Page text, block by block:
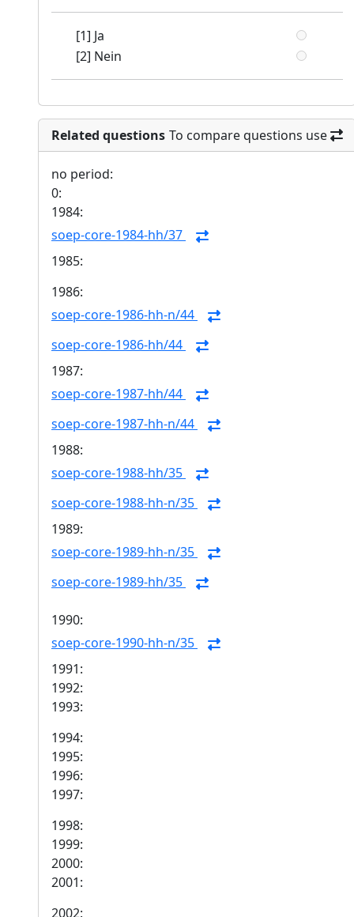
[1] Ja
[2] Nein
Related questions To compare questions use
no period:
0:
1984:
soep-core-1984-hh/37
1985:
1986:
soep-core-1986-hh-n/44
soep-core-1986-hh/44
1987:
soep-core-1987-hh/44
soep-core-1987-hh-n/44
1988:
soep-core-1988-hh/35
soep-core-1988-hh-n/35
1989:
soep-core-1989-hh-n/35
soep-core-1989-hh/35
1990:
soep-core-1990-hh-n/35
1991:
1992:
1993:
1994:
1995:
1996:
1997:
1998:
1999:
2000:
2001:
2002: